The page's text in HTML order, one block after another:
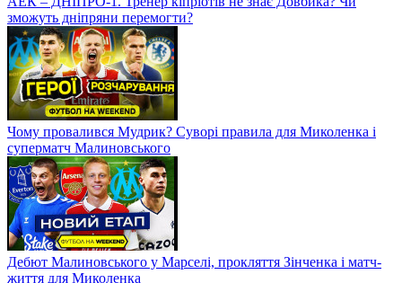
ШАХТАР – РЕНН. Ліга Європи. Порада МУДРИКА. Накачка
ЙОВІЧЕВИЧА
АЕК – ДНІПРО-1. Тренер кіпріотів не знає Довбика? Чи
зможуть дніпряни перемогти?